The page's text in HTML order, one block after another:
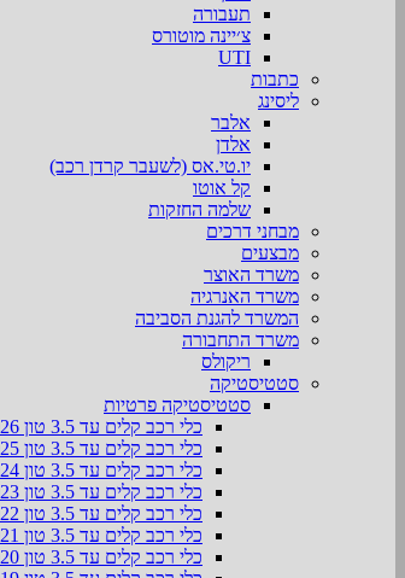
תעבורה
צ׳יינה מוטורס
UTI
כתבות
ליסינג
אלבר
אלדן
יו.טי.אס (לשעבר קרדן רכב)
קל אוטו
שלמה החזקות
מבחני דרכים
מבצעים
משרד האוצר
משרד האנרגיה
המשרד להגנת הסביבה
משרד התחבורה
ריקולס
סטטיסטיקה
סטטיסטיקה פרטיות
כלי רכב קלים עד 3.5 טון 2026
כלי רכב קלים עד 3.5 טון 2025
כלי רכב קלים עד 3.5 טון 2024
כלי רכב קלים עד 3.5 טון 2023
כלי רכב קלים עד 3.5 טון 2022
כלי רכב קלים עד 3.5 טון 2021
כלי רכב קלים עד 3.5 טון 2020